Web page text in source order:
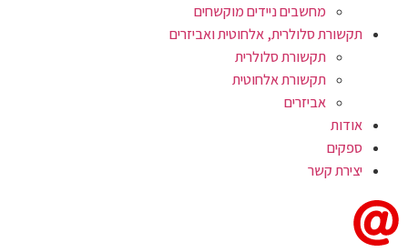
מחשבים ניידים מוקשחים
תקשורת סלולרית, אלחוטית ואביזרים
תקשורת סלולרית
תקשורת אלחוטית
אביזרים
אודות
ספקים
יצירת קשר